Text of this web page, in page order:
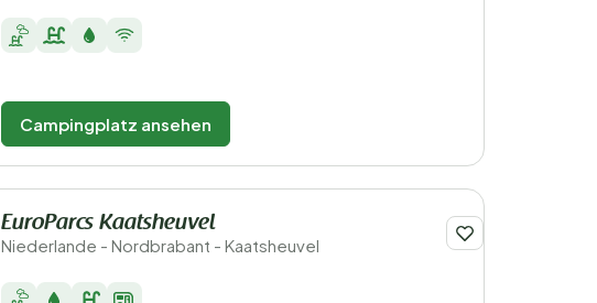
Campingplatz ansehen
EuroParcs Kaatsheuvel
Niederlande - Nordbrabant - Kaatsheuvel